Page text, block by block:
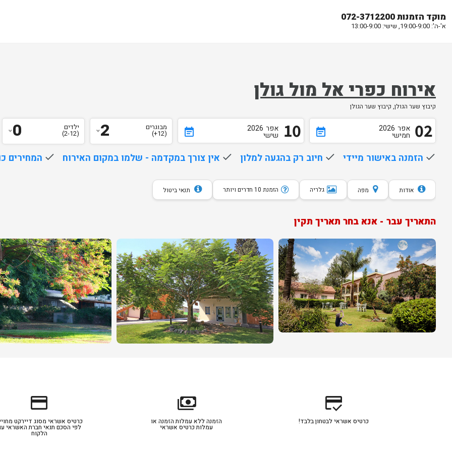
מוקד הזמנות 072-3712200
א'-ה': 19:00-9:00, שישי: 13:00-9:00
אירוח כפרי אל מול גולן
קיבוץ שער הגולן, קיבוץ שער הגולן
event_note 02 אפר 2026
חמישי event_note 10 אפר 2026
שישי
מבוגרים
(12+)
2 ילדים
(2-12)
0
done הזמנה באישור מיידי done חיוב רק בהגעה למלון done אין צורך במקדמה - שלמו במקום האירוח done המחירים
אודות מפה גלריה הזמנת 10 חדרים ויותר תנאי ביטול
התאריך עבר - אנא בחר תאריך תקין
credit_score
כרטיס אשראי לבטחון בלבד!
payments
הזמנה ללא עמלות הזמנה או
עמלות כרטיס אשראי
credit_card
כרטיס אשראי מסוג דיירקט
לפי הסכם תנאי חברת האשראי
הלקוח